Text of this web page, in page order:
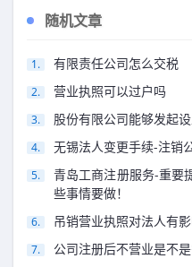
随机文章
有限责任公司怎么交税
营业执照可以过户吗
股份有限公司能够发起
无锡法人变更手续-注销
青岛工商注册服务-重要
些事情要做！
吊销营业执照对法人有
公司注册后不营业是不